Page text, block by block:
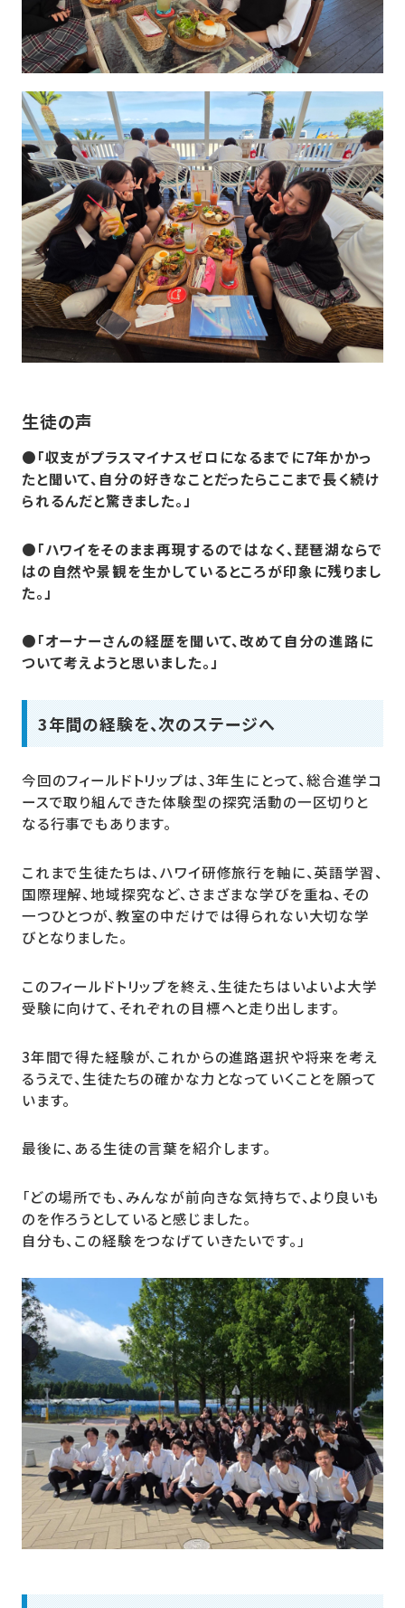
生徒の声
●「収支がプラスマイナスゼロになるまでに7年かかっ
たと聞いて、自分の好きなことだったらここまで長く続け
られるんだと驚きました。」
●「ハワイをそのまま再現するのではなく、琵琶湖ならで
はの自然や景観を生かしているところが印象に残りまし
た。」
●「オーナーさんの経歴を聞いて、改めて自分の進路に
ついて考えようと思いました。」
3年間の経験を、次のステージへ
今回のフィールドトリップは、3年生にとって、総合進学コ
ースで取り組んできた体験型の探究活動の一区切りと
なる行事でもあります。
これまで生徒たちは、ハワイ研修旅行を軸に、英語学習、
国際理解、地域探究など、さまざまな学びを重ね、その
一つひとつが、教室の中だけでは得られない大切な学
びとなりました。
このフィールドトリップを終え、生徒たちはいよいよ大学
受験に向けて、それぞれの目標へと走り出します。
3年間で得た経験が、これからの進路選択や将来を考え
るうえで、生徒たちの確かな力となっていくことを願って
います。
最後に、ある生徒の言葉を紹介します。
「どの場所でも、みんなが前向きな気持ちで、より良いも
のを作ろうとしていると感じました。
自分も、この経験をつなげていきたいです。」